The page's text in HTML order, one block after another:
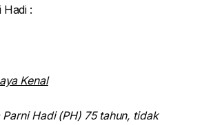
:
Kenal
Hadi (PH) 75 tahun, tidak